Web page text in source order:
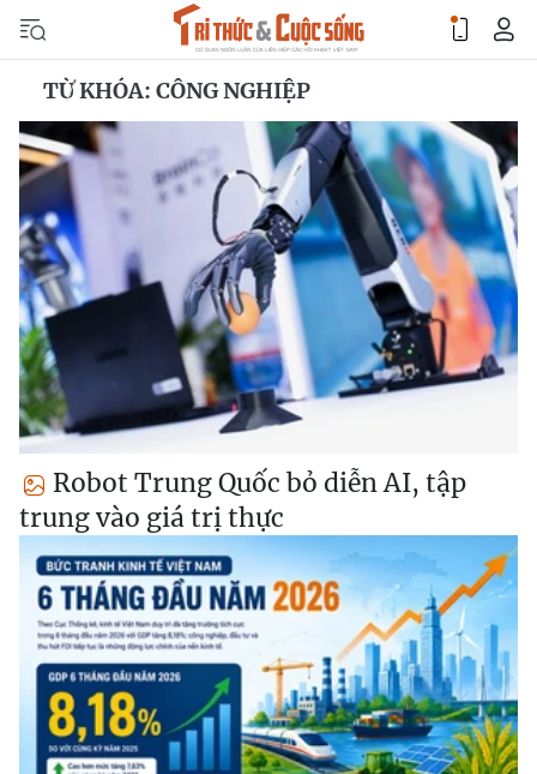
TỪ KHÓA: CÔNG NGHIỆP
Robot Trung Quốc bỏ diễn AI, tập
trung vào giá trị thực